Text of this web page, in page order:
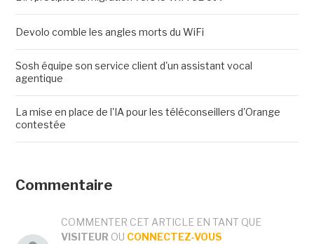
Devolo comble les angles morts du WiFi
Sosh équipe son service client d'un assistant vocal
agentique
La mise en place de l'IA pour les téléconseillers d'Orange
contestée
Commentaire
COMMENTER CET ARTICLE EN TANT QUE
VISITEUR OU CONNECTEZ-VOUS